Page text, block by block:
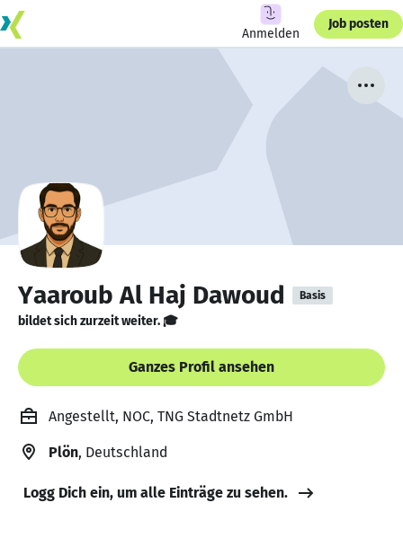
Anmelden
Job posten
Yaaroub Al Haj Dawoud Basis
bildet sich zurzeit weiter. 🎓
Ganzes Profil ansehen
Angestellt, NOC, TNG Stadtnetz GmbH
Plön, Deutschland
Logg Dich ein, um alle Einträge zu sehen.